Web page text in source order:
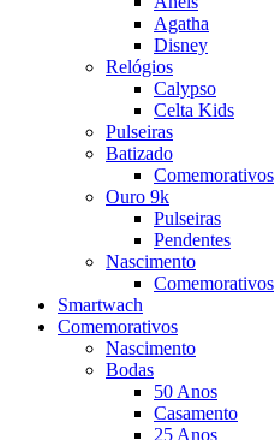
Agatha
Disney
Relógios
Calypso
Celta Kids
Pulseiras
Batizado
Comemorativos
Ouro 9k
Pulseiras
Pendentes
Nascimento
Comemorativos
Smartwach
Comemorativos
Nascimento
Bodas
50 Anos
Casamento
25 Anos